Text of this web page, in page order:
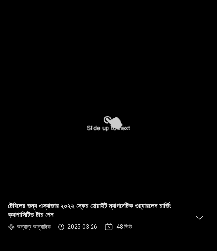
টেবিলের জন্য এস্যাজার ২০২২ স্কেচ হোয়াইট ম্যাগনেটিক ওয়্যারলেস চার্জিং
ক্যাপাসিটিভ টাচ পেন
অন্যান্য আনুষাঙ্গিক 2025-03-26 48 ভিউ